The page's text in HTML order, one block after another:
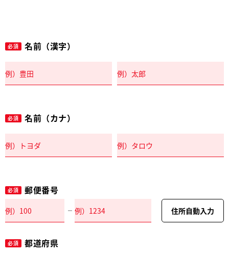
必須 名前（漢字）
必須 名前（カナ）
必須 郵便番号
住所自動入力
必須 都道府県